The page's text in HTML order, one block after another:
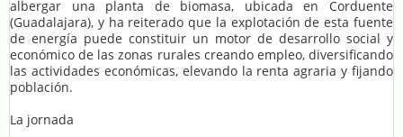
albergar una planta de biomasa, ubicada en Corduente
(Guadalajara), y ha reiterado que la explotación de esta fuente
de energía puede constituir un motor de desarrollo social y
económico de las zonas rurales creando empleo, diversificando
las actividades económicas, elevando la renta agraria y fijando
población.
La jornada